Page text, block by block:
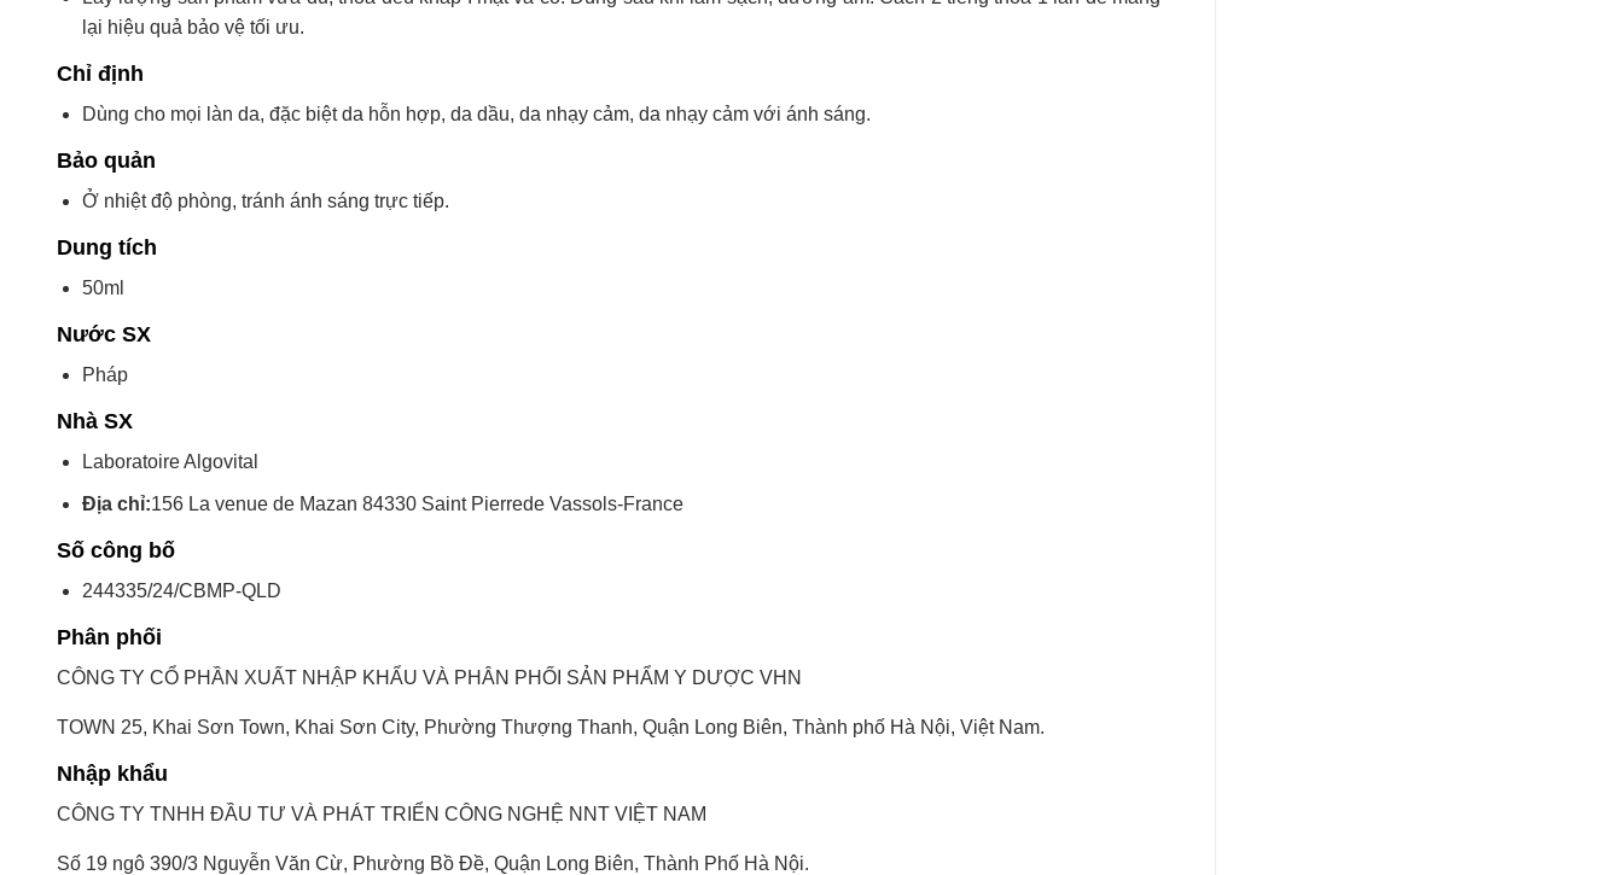
lại hiệu quả bảo vệ tối ưu.
Chỉ định
Dùng cho mọi làn da, đặc biệt da hỗn hợp, da dầu, da nhạy cảm, da nhạy cảm với ánh sáng.
Bảo quản
Ở nhiệt độ phòng, tránh ánh sáng trực tiếp.
Dung tích
50ml
Nước SX
Pháp
Nhà SX
Laboratoire Algovital
Địa chỉ:156 La venue de Mazan 84330 Saint Pierrede Vassols-France
Số công bố
244335/24/CBMP-QLD
Phân phối
CÔNG TY CỔ PHẦN XUẤT NHẬP KHẨU VÀ PHÂN PHỐI SẢN PHẨM Y DƯỢC VHN
TOWN 25, Khai Sơn Town, Khai Sơn City, Phường Thượng Thanh, Quận Long Biên, Thành phố Hà Nội, Việt Nam.
Nhập khẩu
CÔNG TY TNHH ĐẦU TƯ VÀ PHÁT TRIỂN CÔNG NGHỆ NNT VIỆT NAM
Số 19 ngô 390/3 Nguyễn Văn Cừ, Phường Bồ Đề, Quận Long Biên, Thành Phố Hà Nội.